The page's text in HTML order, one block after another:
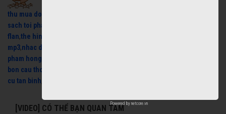
thu mua do cu
sach toi pham hoc
flan,the hinh
mp3,nhac dance remix
pham hong que
bon cau thong minh
cu tan binh
[VIDEO] CÓ THỂ BẠN QUAN TÂM
Powered by netcore.vn